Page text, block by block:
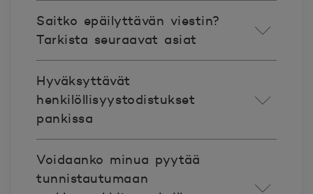
Saitko epäilyttävän viestin?
Tarkista seuraavat asiat
Hyväksyttävät
henkilöllisyystodistukset
pankissa
Voidaanko minua pyytää
tunnistautumaan